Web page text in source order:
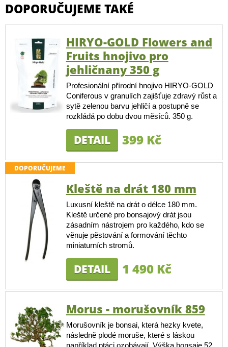
DOPORUČUJEME TAKÉ
HIRYO-GOLD Flowers and
Fruits hnojivo pro
jehličnany 350 g
Profesionální přírodní hnojivo HIRYO-GOLD
Coniferous v granulích zajišťuje zdravý růst a
sytě zelenou barvu jehličí a postupně se
rozkládá po dobu dvou měsíců. 350 g.
DETAIL 399 Kč
DOPORUČUJEME
Kleště na drát 180 mm
Luxusní kleště na drát o délce 180 mm.
Kleště určené pro bonsajový drát jsou
zásadním nástrojem pro každého, kdo se
věnuje pěstování a formování těchto
miniaturních stromů.
DETAIL 1 490 Kč
Morus - morušovník 859
Morušovník je bonsai, která hezky kvete,
následně plodé moruše, které s láskou